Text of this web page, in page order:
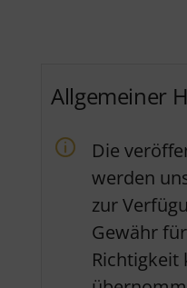
Allgemeiner
Die
werden
zur
Gewähr
Richtigkeit